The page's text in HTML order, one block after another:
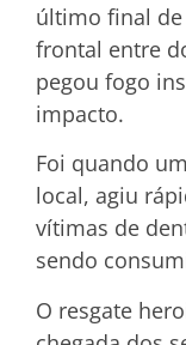
último final de
frontal entre
pegou fogo
impacto.
Foi quando
local, agiu
vítimas de
sendo
O resgate